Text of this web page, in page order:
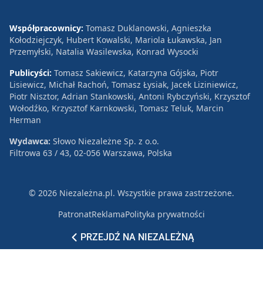
PRZEJDŹ NA NIEZALEŻNĄ
Współpracownicy: Tomasz Duklanowski, Agnieszka
Kołodziejczyk, Hubert Kowalski, Mariola Łukawska, Jan
Przemyłski, Natalia Wasilewska, Konrad Wysocki
Publicyści: Tomasz Sakiewicz, Katarzyna Gójska, Piotr
Lisiewicz, Michał Rachoń, Tomasz Łysiak, Jacek Liziniewicz,
Piotr Nisztor, Adrian Stankowski, Antoni Rybczyński, Krzysztof
Wołodźko, Krzysztof Karnkowski, Tomasz Teluk, Marcin
Herman
Wydawca: Słowo Niezależne Sp. z o.o.
Filtrowa 63 / 43, 02-056 Warszawa, Polska
© 2026 Niezależna.pl. Wszystkie prawa zastrzeżone.
PatronatReklamaPolityka prywatności